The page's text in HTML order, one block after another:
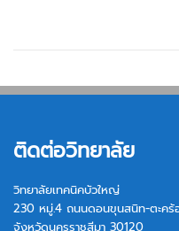
ติดต่อวิทยาลัย
วิทยาลัยเทคนิคบัวใหญ่
230 หมู่.4 ถนนดอนขุนสนิท-ตะค
จังหวัดนครราชสีมา 30120